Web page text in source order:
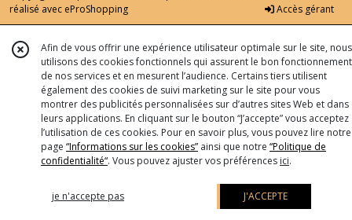
réalisé avec eProShopping Accès gérant
Afin de vous offrir une expérience utilisateur optimale sur le site, nous
utilisons des cookies fonctionnels qui assurent le bon fonctionnement
de nos services et en mesurent l’audience. Certains tiers utilisent
également des cookies de suivi marketing sur le site pour vous
montrer des publicités personnalisées sur d’autres sites Web et dans
leurs applications. En cliquant sur le bouton “J’accepte” vous acceptez
l’utilisation de ces cookies. Pour en savoir plus, vous pouvez lire notre
page “Informations sur les cookies” ainsi que notre “Politique de
confidentialité“. Vous pouvez ajuster vos préférences ici.
je n'accepte pas J'ACCEPTE